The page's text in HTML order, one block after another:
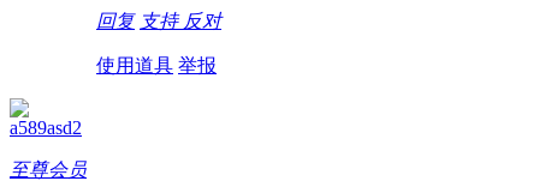
回复 支持 反对
使用道具 举报
a589asd2
至尊会员